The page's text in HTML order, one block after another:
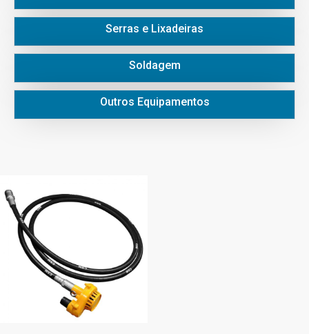
Serras e Lixadeiras
Soldagem
Outros Equipamentos